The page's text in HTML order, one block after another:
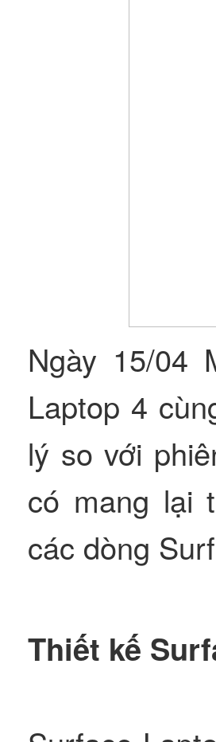
Ngày 15/04
Laptop 4
lý so với
có mang lại
các dòng
Thiết kế